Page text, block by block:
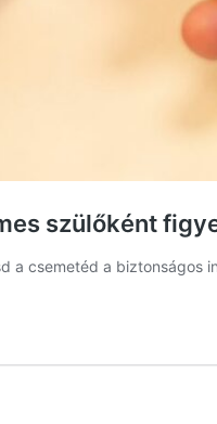
szülőként
a csemetéd a biztonságos